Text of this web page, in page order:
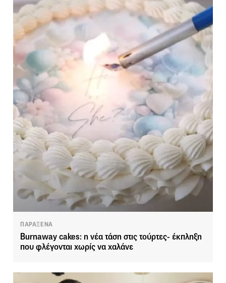
ΠΑΡΑΞΕΝΑ
Burnaway cakes: η νέα τάση στις τούρτες- έκπληξη
που φλέγονται χωρίς να χαλάνε